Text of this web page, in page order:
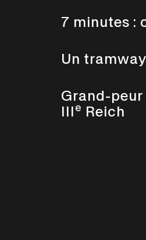
7 minutes :
Un
Grand-
IIIe Reich